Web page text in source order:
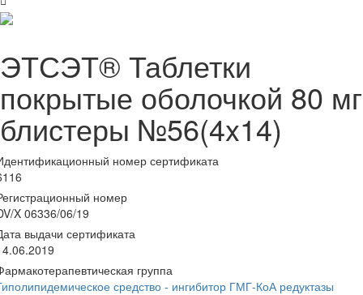
ЭТСЭТ® Таблетки
покрытые оболочкой 80 мг
блистеры №56(4x14)
номер сертификата
номер
X 06336/06/19
выдачи сертификата
группа
средство - ингибитор ГМГ-КоА редуктазы